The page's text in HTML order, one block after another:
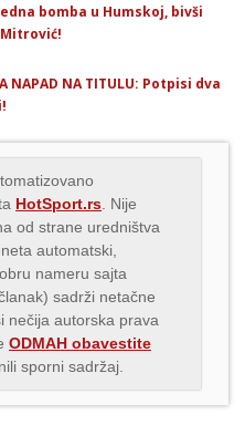
jedna bomba u Humskoj, bivši
NAPAD NA TITULU: Potpisi dva
HotSport.rs . Nije
od strane uredništva
automatski,
nameru sajta
sadrži netačne
nečija autorska prava
ODMAH obavestite
sporni sadržaj.